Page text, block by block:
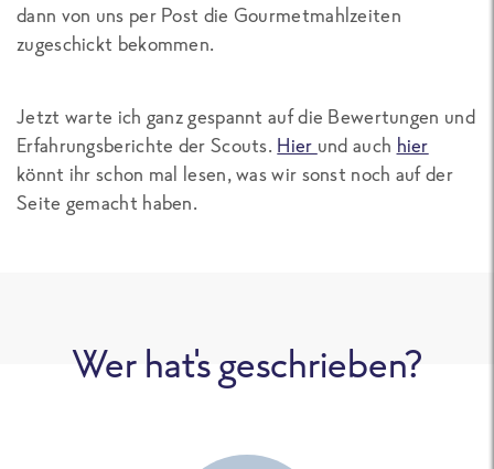
dann von uns per Post die Gourmetmahlzeiten
zugeschickt bekommen.
Jetzt warte ich ganz gespannt auf die Bewertungen und
Erfahrungsberichte der Scouts. Hier und auch hier
könnt ihr schon mal lesen, was wir sonst noch auf der
Seite gemacht haben.
Wer hat's geschrieben?